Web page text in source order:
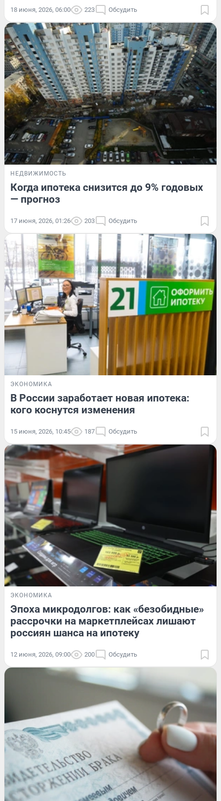
18 июня, 2026, 06:00 223 Обсудить
НЕДВИЖИМОСТЬ
Когда ипотека снизится до 9% годовых
— прогноз
17 июня, 2026, 01:26 203 Обсудить
ЭКОНОМИКА
В России заработает новая ипотека:
кого коснутся изменения
15 июня, 2026, 10:45 187 Обсудить
ЭКОНОМИКА
Эпоха микродолгов: как «безобидные»
рассрочки на маркетплейсах лишают
россиян шанса на ипотеку
12 июня, 2026, 09:00 200 Обсудить